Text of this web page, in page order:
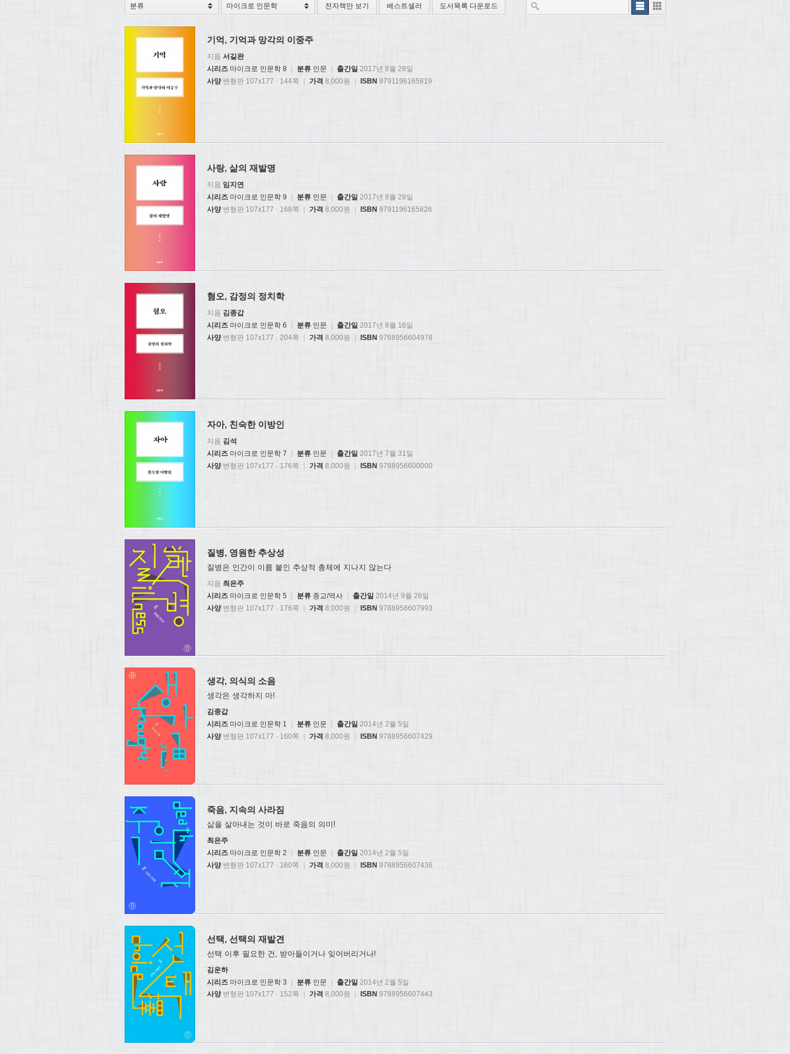
전자책만 보기 베스트셀러 도서목록 다운로드
기억, 기억과 망각의 이중주
지음 서길완
시리즈 마이크로 인문학 8 | 분류 인문 | 출간일 2017년 8월 28일
사양변형판 107x177 · 144쪽 | 가격 8,000원 | ISBN 9791196165819
사랑, 삶의 재발명
지음 임지연
시리즈 마이크로 인문학 9 | 분류 인문 | 출간일 2017년 8월 28일
사양변형판 107x177 · 168쪽 | 가격 8,000원 | ISBN 9791196165826
혐오, 감정의 정치학
지음 김종갑
시리즈 마이크로 인문학 6 | 분류 인문 | 출간일 2017년 8월 16일
사양변형판 107x177 · 204쪽 | 가격 8,000원 | ISBN 9788956604978
자아, 친숙한 이방인
지음 김석
시리즈 마이크로 인문학 7 분류 인문 출간일 2017년 7월 31일
사양변형판 107x177 · 176쪽 가격 8,000원 ISBN 9788956600000
질병, 영원한 추상성
질병은 인간이 이름 붙인 추상적 총체에 지나지 않는다
지음 최은주
시리즈 마이크로 인문학 5 분류 종교/역사 출간일 2014년 9월 26일
사양변형판 107x177 · 176쪽 가격 8,000원 ISBN 9788956607993
생각, 의식의 소음
생각은 생각하지 마!
김종갑
시리즈 마이크로 인문학 1 | 분류 인문 | 출간일 2014년 2월 5일
사양변형판 107x177 · 160쪽 | 가격 8,000원 | ISBN 9788956607429
죽음, 지속의 사라짐
삶을 살아내는 것이 바로 죽음의 의미!
최은주
시리즈 마이크로 인문학 2 분류 인문 출간일 2014년 2월 5일
사양변형판 107x177 · 160쪽 | 가격 8,000원 | ISBN 9788956607436
선택, 선택의 재발견
선택 이후 필요한 건, 받아들이거나 잊어버리거나!
김운하
시리즈 마이크로 인문학 3 | 분류 인문 | 출간일 2014년 2월 5일
사양변형판 107x177 · 152쪽 가격 8,000원 ISBN 9788956607443